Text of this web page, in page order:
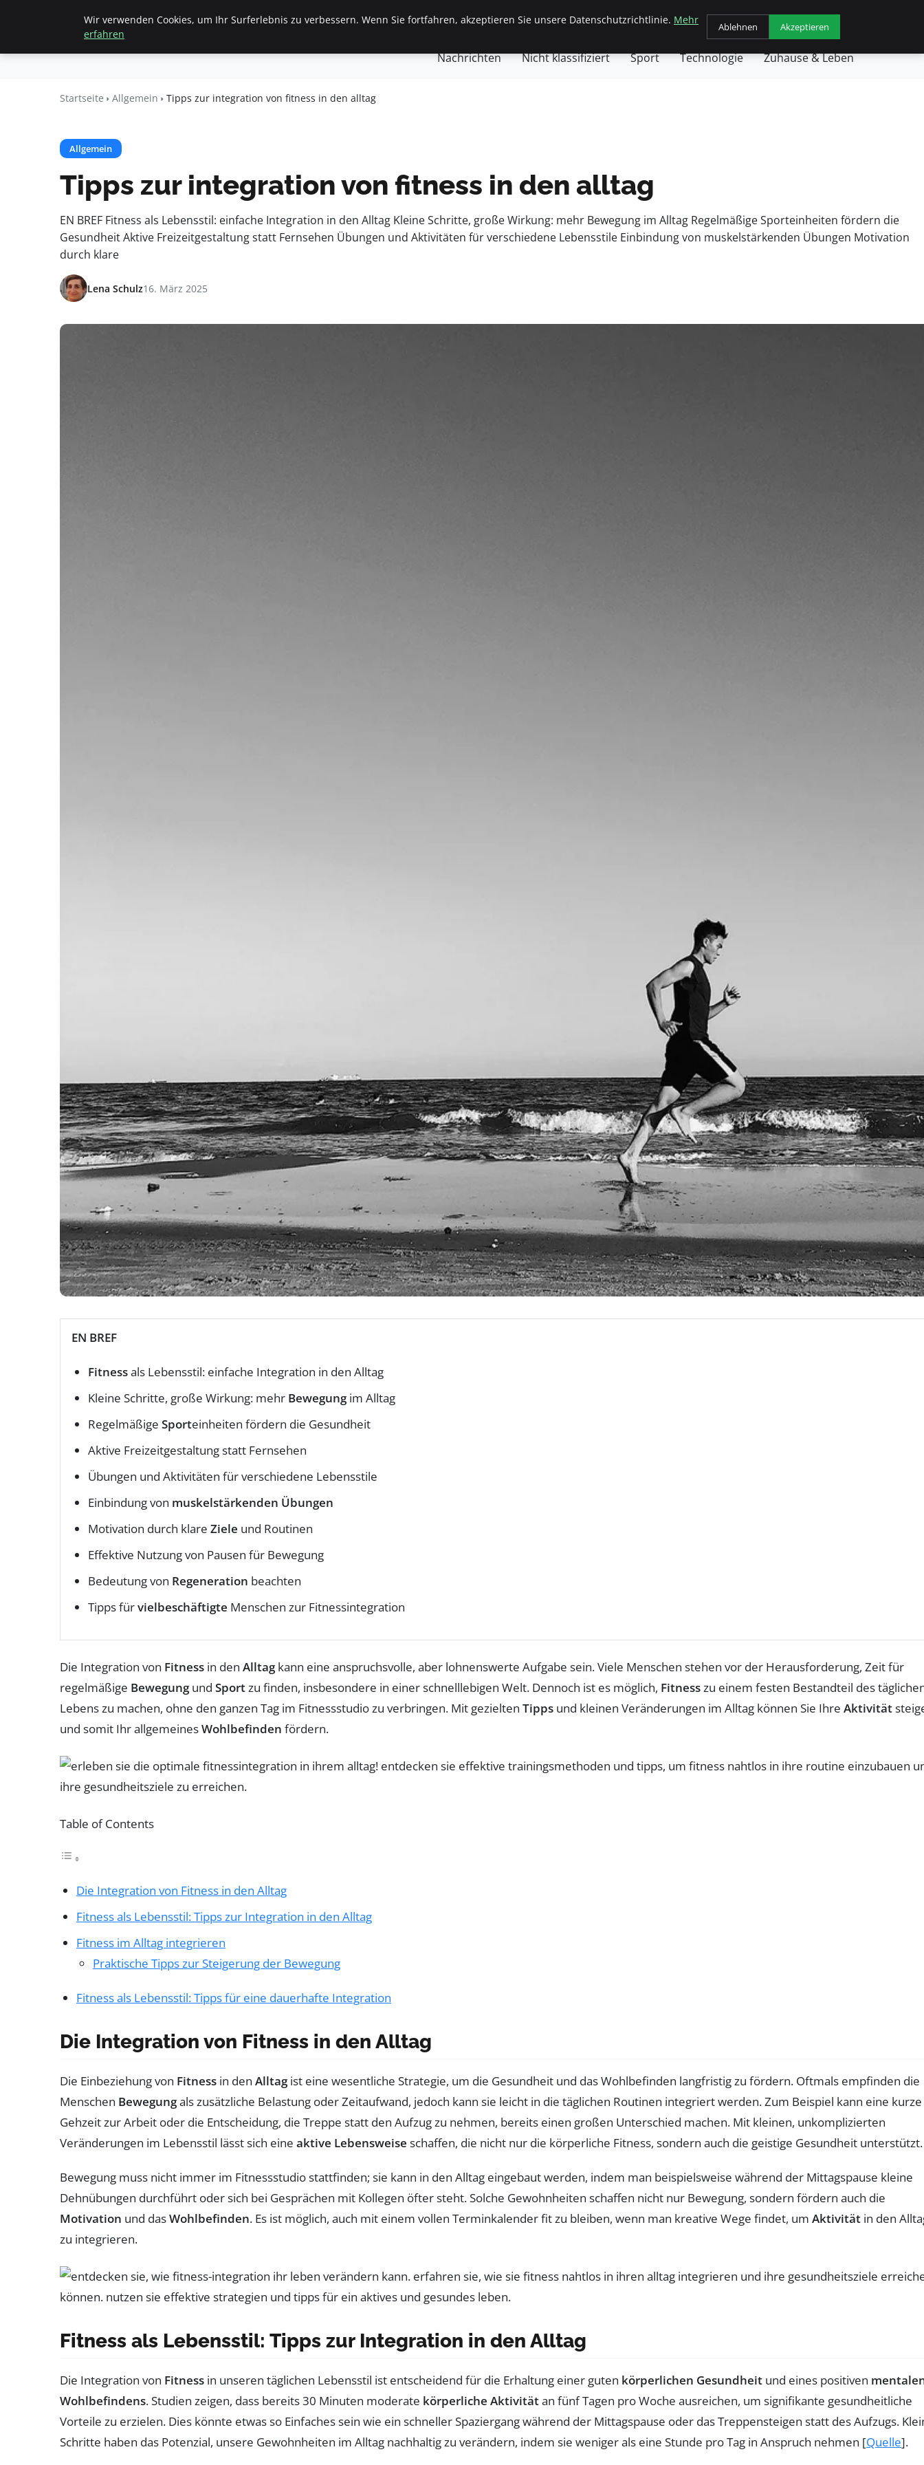
Beyond
Startseite Allgemein Finanzen & Immobilien Frauen / Mode Geschäft Gesundheit Haustiere Kochen
Nachrichten Nicht klassifiziert Sport Technologie Zuhause & Leben
Startseite Allgemein Tipps zur integration von fitness in den alltag
Allgemein
Tipps zur integration von fitness in den alltag
EN BREF Fitness als Lebensstil: einfache Integration in den Alltag Kleine Schritte, große Wirkung: mehr Bewegung im Alltag Regelmäßige Sporteinheiten fördern die
Gesundheit Aktive Freizeitgestaltung statt Fernsehen Übungen und Aktivitäten für verschiedene Lebensstile Einbindung von muskelstärkenden Übungen Motivation
durch klare
Lena Schulz16. März 2025
EN BREF
Fitnessals Lebensstil: einfache Integration in den Alltag
Kleine Schritte, große Wirkung: mehr Bewegungim Alltag
Regelmäßige Sporteinheiten fördern die Gesundheit
Aktive Freizeitgestaltung statt Fernsehen
Übungen und Aktivitäten für verschiedene Lebensstile
Einbindung von muskelstärkenden Übungen
Motivation durch klare Ziele und Routinen
Effektive Nutzung von Pausen für Bewegung
Bedeutung von Regeneration beachten
Tipps fürvielbeschäftigte Menschen zur Fitnessintegration
Die Integration von Fitness in den Alltagkann eine anspruchsvolle, aber lohnenswerte Aufgabe sein. Viele Menschen stehen vor der Herausforderung, Zeit für
regelmäßige Bewegungund Sportzu finden, insbesondere in einer schnelllebigen Welt. Dennoch ist es möglich, Fitnesszu einem festen Bestandteil des
Lebens zu machen, ohne den ganzen Tag im Fitnessstudio zu verbringen. Mit gezielten Tipps und kleinen Veränderungen im Alltag können Sie Ihre Aktivität
und somit Ihr allgemeinesWohlbefinden fördern.
Table of Contents
Die Integration von Fitness in den Alltag
Fitness als Lebensstil: Tipps zur Integration in den Alltag
Fitness im Alltag integrieren
Praktische Tipps zur Steigerung der Bewegung
Fitness als Lebensstil: Tipps für eine dauerhafte Integration
Die Integration von Fitness in den Alltag
Die Einbeziehung von Fitness in den Alltagist eine wesentliche Strategie, um die Gesundheit und das Wohlbefinden langfristig zu fördern. Oftmals empfinden die
Menschen Bewegungals zusätzliche Belastung oder Zeitaufwand, jedoch kann sie leicht in die täglichen Routinen integriert werden. Zum Beispiel kann eine kurze
Gehzeit zur Arbeit oder die Entscheidung, die Treppe statt den Aufzug zu nehmen, bereits einen großen Unterschied machen. Mit kleinen, unkomplizierten
Veränderungen im Lebensstil lässt sich eine aktive Lebensweise schaffen, die nicht nur die körperliche Fitness, sondern auch die geistige Gesundheit unterstützt.
Bewegung muss nicht immer im Fitnessstudio stattfinden; sie kann in den Alltag eingebaut werden, indem man beispielsweise während der Mittagspause kleine
Dehnübungen durchführt oder sich bei Gesprächen mit Kollegen öfter steht. Solche Gewohnheiten schaffen nicht nur Bewegung, sondern fördern auch die
Motivation und dasWohlbefinden. Es ist möglich, auch mit einem vollen Terminkalender fit zu bleiben, wenn man kreative Wege findet, um Aktivität in den
zu integrieren.
Fitness als Lebensstil: Tipps zur Integration in den Alltag
Die Integration von Fitness in unseren täglichen Lebensstil ist entscheidend für die Erhaltung einer guten körperlichen Gesundheit und eines positiven
Wohlbefindens. Studien zeigen, dass bereits 30 Minuten moderate körperliche Aktivitätan fünf Tagen pro Woche ausreichen, um signifikante gesundheitliche
Vorteile zu erzielen. Dies könnte etwas so Einfaches sein wie ein schneller Spaziergang während der Mittagspause oder das Treppensteigen statt des Aufzugs.
Schritte haben das Potenzial, unsere Gewohnheiten im Alltag nachhaltig zu verändern, indem sie weniger als eine Stunde pro Tag in Anspruch nehmen [Quelle].
Wir verwenden Cookies, um Ihr Surferlebnis zu verbessern. Wenn Sie fortfahren, akzeptieren Sie unsere Datenschutzrichtlinie. Mehr
erfahren
Ablehnen Akzeptieren